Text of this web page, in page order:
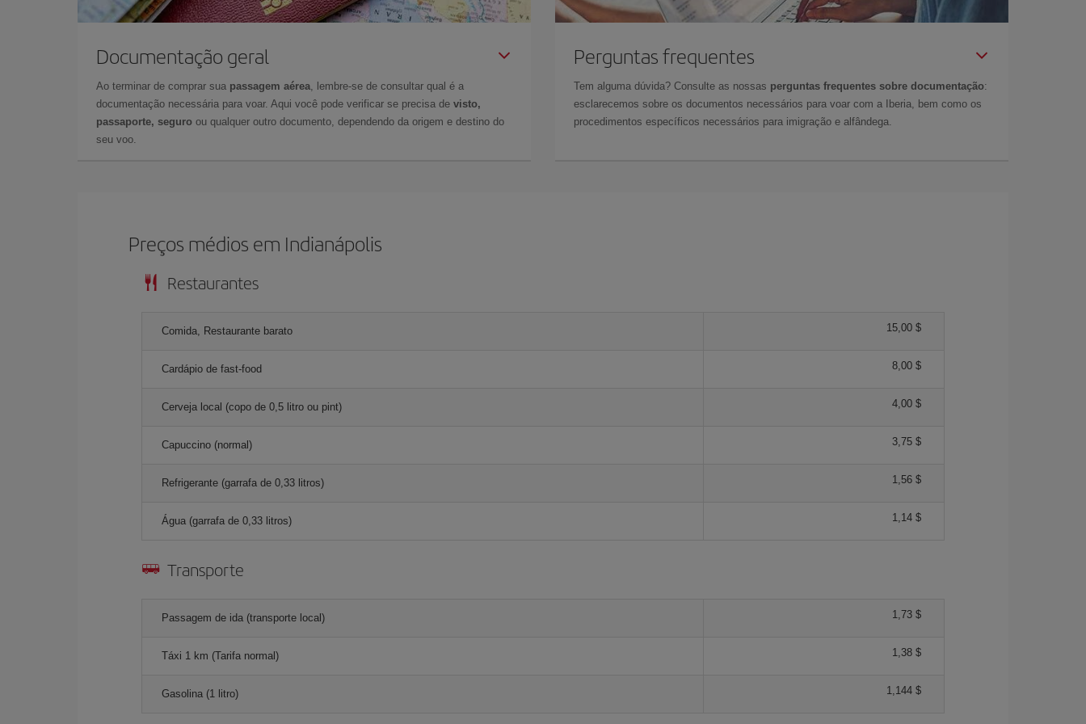
Documentação geral
Ao terminar de comprar sua passagem aérea , lembre-se de consultar qual é a
documentação necessária para voar. Aqui você pode verificar se precisa de visto,
passaporte, seguro ou qualquer outro documento, dependendo da origem e destino do
seu voo.
Perguntas frequentes
Tem alguma dúvida? Consulte as nossas perguntas frequentes sobre documentação:
esclarecemos sobre os documentos necessários para voar com a Iberia, bem como os
procedimentos específicos necessários para imigração e alfândega.
Preços médios em Indianápolis
Restaurantes
Comida, Restaurante barato 15,00 $
Cardápio de fast-food 8,00 $
Cerveja local (copo de 0,5 litro ou pint) 4,00 $
Capuccino (normal) 3,75 $
Refrigerante (garrafa de 0,33 litros) 1,56 $
Água (garrafa de 0,33 litros) 1,14 $
Transporte
Passagem de ida (transporte local) 1,73 $
Táxi 1 km (Tarifa normal) 1,38 $
Gasolina (1 litro) 1,144 $